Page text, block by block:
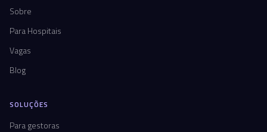
Sobre
Para Hospitais
Vagas
Blog
SOLUÇÕES
Para gestoras